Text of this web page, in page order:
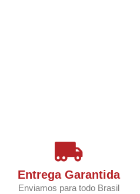
Entrega Garantida
Enviamos para todo Brasil